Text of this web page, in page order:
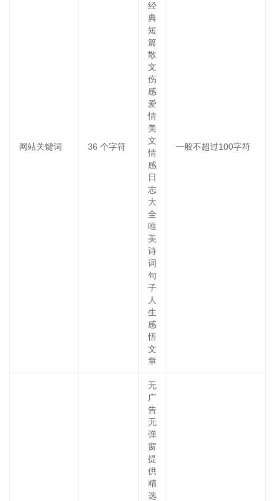
网站关键词 36 个字符
经
典
短
篇
散
文
伤
感
爱
情
美
文
情
感
日
志
大
全
唯
美
诗
词
句
子
人
生
感
悟
文
章
一般不超过100字符
无
广
告
无
弹
窗
提
供
精
选